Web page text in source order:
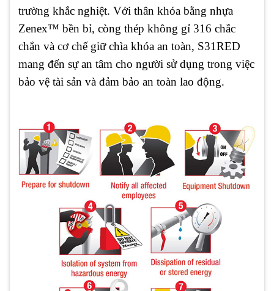
trường khắc nghiệt. Với thân khóa bằng nhựa
Zenex™ bền bỉ, còng thép không gỉ 316 chắc
chắn và cơ chế giữ chìa khóa an toàn, S31RED
mang đến sự an tâm cho người sử dụng trong việc
bảo vệ tài sản và đảm bảo an toàn lao động.